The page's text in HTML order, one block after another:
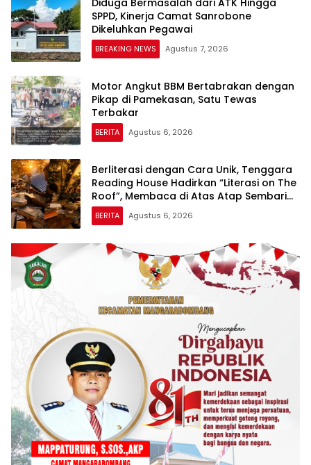
SPPD, Kinerja Camat Sanrobone
Dikeluhkan Pegawai
BREAKING NEWS Agustus 7, 2026
Motor Angkut BBM Bertabrakan dengan
Pikap di Pamekasan, Satu Tewas
Terbakar
BERITA Agustus 6, 2026
Berliterasi dengan Cara Unik, Tenggara
Reading House Hadirkan “Literasi on The
Roof”, Membaca di Atas Atap Sembari
Menikmati Senja
BERITA Agustus 6, 2026